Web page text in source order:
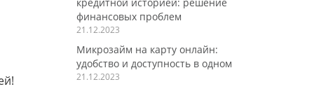
финансовых проблем
21.12.2023
Микрозайм на карту онлайн:
удобство и доступность в одном
21.12.2023